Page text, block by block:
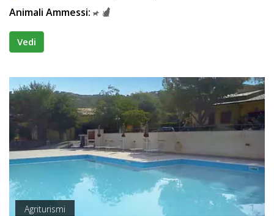
Animali Ammessi:
Vedi
Agriturismi